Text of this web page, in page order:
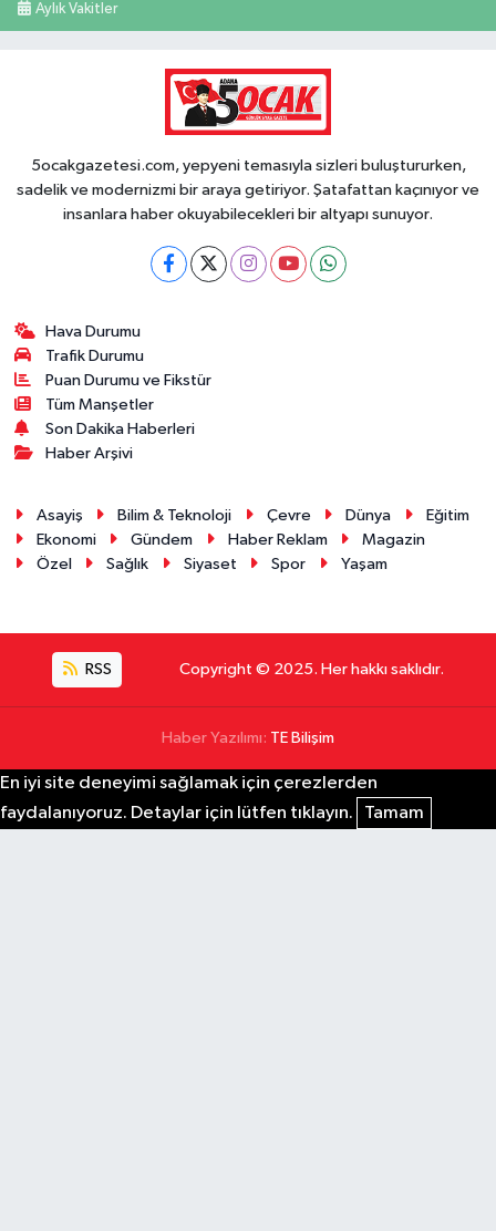
Aylık Vakitler
5ocakgazetesi.com, yepyeni temasıyla sizleri buluştururken,
sadelik ve modernizmi bir araya getiriyor. Şatafattan kaçınıyor ve
insanlara haber okuyabilecekleri bir altyapı sunuyor.
Hava Durumu
Trafik Durumu
Puan Durumu ve Fikstür
Tüm Manşetler
Son Dakika Haberleri
Haber Arşivi
Asayiş Bilim & Teknoloji Çevre Dünya
Eğitim
Ekonomi
Gündem Haber Reklam
Magazin
Özel
Sağlık Siyaset Spor Yaşam
RSS Copyright © 2025. Her hakkı saklıdır.
Haber Yazılımı: TE Bilişim
En iyi site deneyimi sağlamak için çerezlerden
faydalanıyoruz. Detaylar için lütfen tıklayın.
Tamam